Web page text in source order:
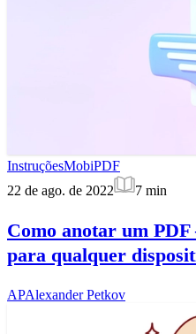
InstruçõesMobiPDF
22 de ago. de 2022
7 min
Como anotar um PDF
para qualquer
APAlexander Petkov